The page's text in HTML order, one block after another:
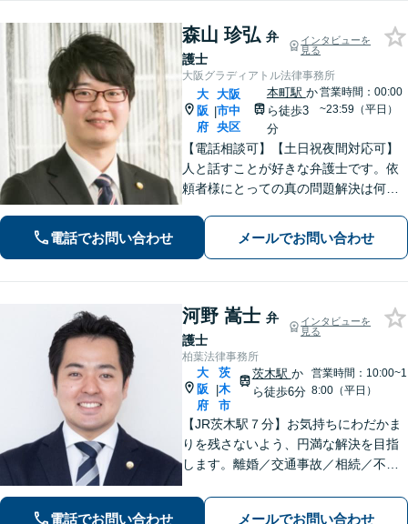
森山 珍弘 弁
護士
インタビューを
見る
大阪グラディアトル法律事務所
大
阪
府
|
大阪
市中
央区
本町駅 か
ら徒歩3
分
営業時間：00:00
~23:59（平日）
【電話相談可】【土日祝夜間対応可】
人と話すことが好きな弁護士です。依
頼者様にとっての真の問題解決は何
な対応を心がけます。離婚・刑事事
件・相続など何でもご相談ください。
電話でお問い合わせ メールでお問い合わせ
河野 嵩士 弁
護士
インタビューを
見る
柏葉法律事務所
大
阪
府
|
茨
木
市
茨木駅 か
ら徒歩6分
営業時間：10:00~1
8:00（平日）
【JR茨木駅７分】お気持ちにわだかま
りを残さないよう、円満な解決を目指
します。離婚／交通事故／相続／不動
などの刑事事件にも幅広く対応。紛争
電話でお問い合わせ メールでお問い合わせ